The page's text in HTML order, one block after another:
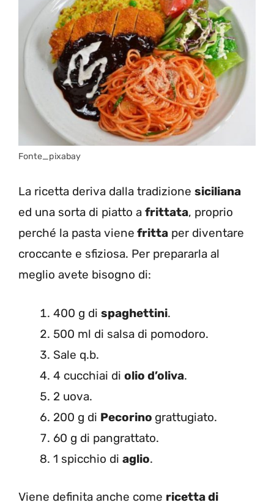
Fonte_pixabay
La ricetta deriva dalla tradizione siciliana
ed una sorta di piatto a frittata, proprio
perché la pasta viene fritta per diventare
croccante e sfiziosa. Per prepararla al
meglio avete bisogno di:
400 g di spaghettini.
500 ml di salsa di pomodoro.
Sale q.b.
4 cucchiai di olio d’oliva.
2 uova.
200 g di Pecorino grattugiato.
60 g di pangrattato.
1 spicchio di aglio.
Viene definita anche come ricetta di